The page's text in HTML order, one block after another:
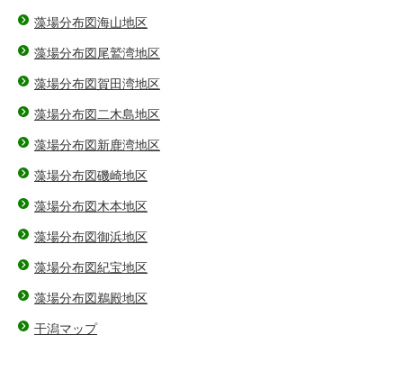
藻場分布図海山地区
藻場分布図尾鷲湾地区
藻場分布図賀田湾地区
藻場分布図二木島地区
藻場分布図新鹿湾地区
藻場分布図磯崎地区
藻場分布図木本地区
藻場分布図御浜地区
藻場分布図紀宝地区
藻場分布図鵜殿地区
干潟マップ